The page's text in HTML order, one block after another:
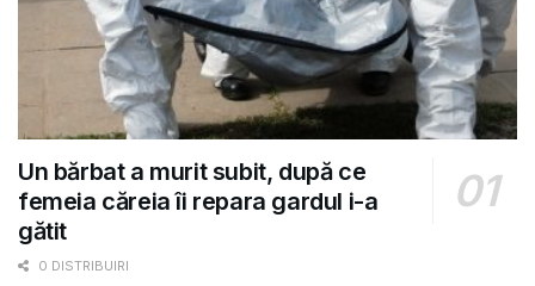
Un bărbat a murit subit, după ce
femeia căreia îi repara gardul i-a
gătit
0 DISTRIBUIRI